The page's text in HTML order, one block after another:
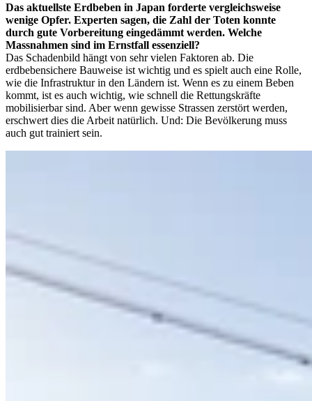
Das aktuellste Erdbeben in Japan forderte vergleichsweise
wenige Opfer. Experten sagen, die Zahl der Toten konnte
durch gute Vorbereitung eingedämmt werden. Welche
Massnahmen sind im Ernstfall essenziell?
Das Schadenbild hängt von sehr vielen Faktoren ab. Die
erdbebensichere Bauweise ist wichtig und es spielt auch eine Rolle,
wie die Infrastruktur in den Ländern ist. Wenn es zu einem Beben
kommt, ist es auch wichtig, wie schnell die Rettungskräfte
mobilisierbar sind. Aber wenn gewisse Strassen zerstört werden,
erschwert dies die Arbeit natürlich. Und: Die Bevölkerung muss
auch gut trainiert sein.